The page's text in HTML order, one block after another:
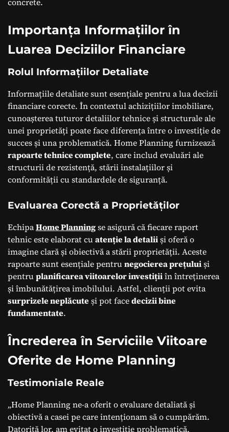
Importanța Informațiilor în
Luarea Deciziilor Financiare
Rolul Informațiilor Detaliate
Informațiile detaliate sunt esențiale pentru a lua decizii
financiare corecte. În contextul achizițiilor imobiliare,
cunoașterea tuturor detaliilor tehnice și structurale ale
unei proprietăți poate face diferența între o investiție de
succes și una problematică. Home Planning furnizează
rapoarte tehnice complete, care includ evaluări ale
structurii de rezistență, stării instalațiilor și
conformității cu standardele de siguranță.
Evaluarea Corectă a Proprietăților
EchipaHome Planningse asigură că fiecare raport
tehnic este elaborat cuatenție la detaliiși oferă o
imagine clară și obiectivă a stării proprietății. Aceste
rapoarte sunt esențiale pentrunegocierea prețuluiși
pentruplanificarea viitoarelor investițiiîn întreținerea
și îmbunătățirea imobilului. Astfel, clienții pot evita
surprizele neplăcuteși pot facedecizii bine
fundamentate.
Încrederea în Serviciile Viitoare
Oferite de Home Planning
Testimoniale Reale
„Home Planning ne-a oferit o evaluare detaliată și
obiectivă a casei pe care intenționam să o cumpărăm.
Datorită lor, am evitat o investiție problematică.